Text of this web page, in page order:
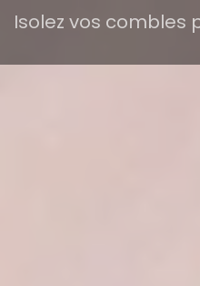
Isolez vos combles